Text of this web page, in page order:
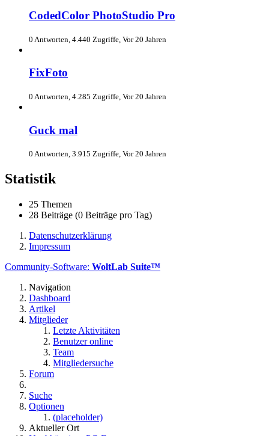
CodedColor PhotoStudio Pro
0 Antworten, 4.440 Zugriffe, Vor 20 Jahren
FixFoto
0 Antworten, 4.285 Zugriffe, Vor 20 Jahren
Guck mal
0 Antworten, 3.915 Zugriffe, Vor 20 Jahren
Statistik
25 Themen
28 Beiträge (0 Beiträge pro Tag)
Datenschutzerklärung
Impressum
Community-Software: WoltLab Suite™
Navigation
Dashboard
Artikel
Mitglieder
Letzte Aktivitäten
Benutzer online
Team
Mitgliedersuche
Forum
Suche
Optionen
(placeholder)
Aktueller Ort